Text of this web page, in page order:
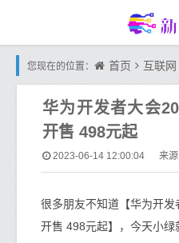
您现在的位置： 首页 互联网
华为开发者大会
开售 498元起
2023-06-14 12:00:04 来源
很多朋友不知道【华为开
开售 498元起】，今天小绿